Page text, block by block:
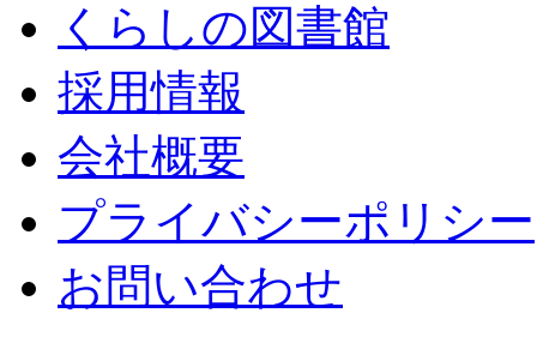
くらしの図書館
採用情報
会社概要
プライバシーポリシー
お問い合わせ